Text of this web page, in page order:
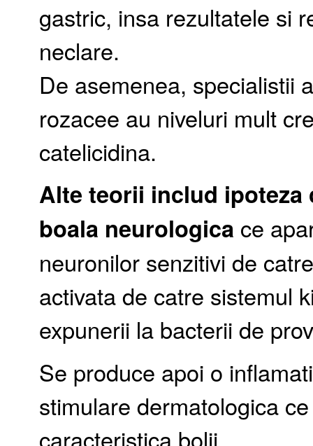
gastric, insa rezultatele si
neclare.
De asemenea, specialistii
rozacee au niveluri mult
catelicidina.
Alte teorii includ ipoteza
boala neurologica ce
neuronilor senzitivi de
activata de catre sistemul
expunerii la bacterii de
Se produce apoi o
stimulare dermatologica
caracteristica bolii.